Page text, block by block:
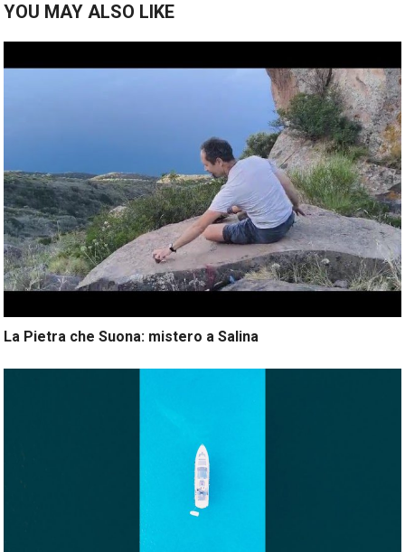
YOU MAY ALSO LIKE
La Pietra che Suona: mistero a Salina